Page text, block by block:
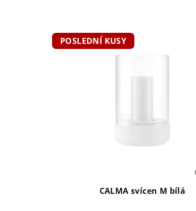
POSLEDNÍ KUSY
CALMA svícen M bílá